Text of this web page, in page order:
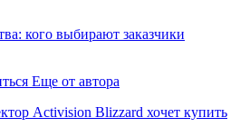
кого выбирают заказчики
Еще от автора
Activision Blizzard хочет купить